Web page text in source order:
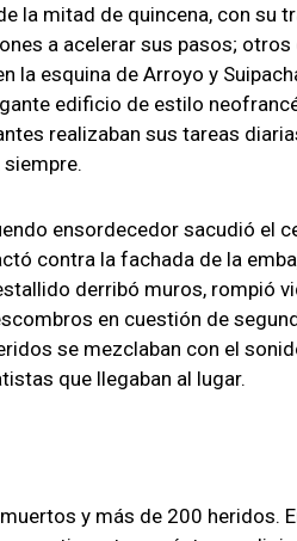
la mitad de quincena, con su
a acelerar sus pasos;
la esquina de Arroyo y
edificio de estilo
realizaban sus tareas
ensordecedor sacudió el
contra la fachada de la
derribó muros, rompió
en cuestión de
se mezclaban con el
que llegaban al lugar.
y más de 200 heridos.